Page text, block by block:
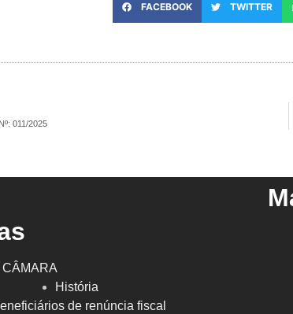
FACEBOOK TWITTER
011/2025
CÂMARA
História
de renúncia fiscal